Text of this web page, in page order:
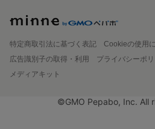
特定商取引法に基づく表記
Cookieの使用
広告識別子の取得・利用
プライバシーポ
メディアキット
©GMO Pepabo, Inc. All